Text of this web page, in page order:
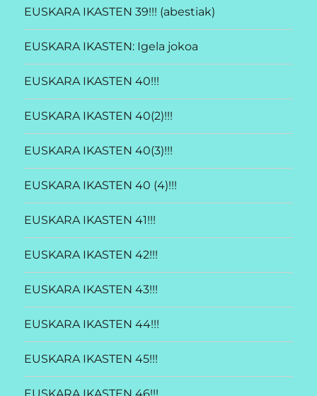
EUSKARA IKASTEN 39!!! (abestiak)
EUSKARA IKASTEN: Igela jokoa
EUSKARA IKASTEN 40!!!
EUSKARA IKASTEN 40(2)!!!
EUSKARA IKASTEN 40(3)!!!
EUSKARA IKASTEN 40 (4)!!!
EUSKARA IKASTEN 41!!!
EUSKARA IKASTEN 42!!!
EUSKARA IKASTEN 43!!!
EUSKARA IKASTEN 44!!!
EUSKARA IKASTEN 45!!!